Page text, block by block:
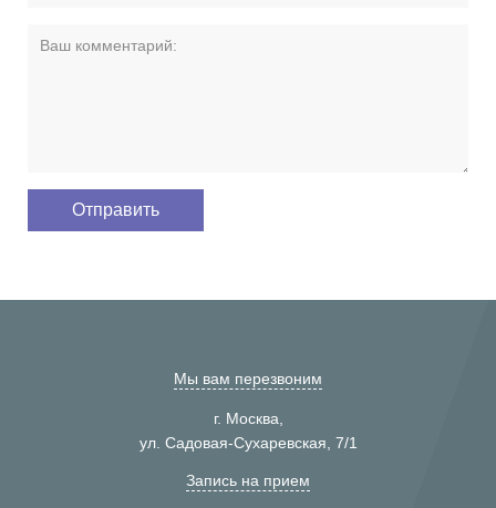
Мы вам перезвоним
г. Москва,
ул. Садовая-Сухаревская, 7/1
Запись на прием